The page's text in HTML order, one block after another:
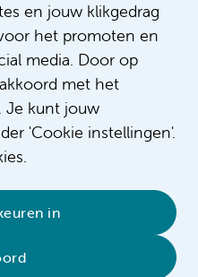
en jouw klikgedrag
het promoten en
media. Door op
met het
Je kunt jouw
'Cookie instellingen'.
in
Sitemap